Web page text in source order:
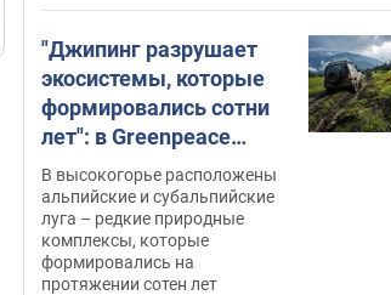
"Джипинг разрушает
экосистемы, которые
формировались сотни
лет": в Greenpeace
забили тревогу
В высокогорье расположены
альпийские и субальпийские
луга – редкие природные
комплексы, которые
формировались на
протяжении сотен лет